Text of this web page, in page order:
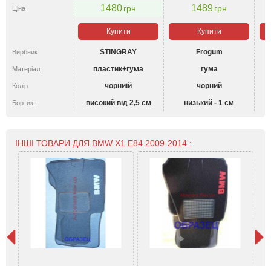
Ціна 1480грн 1489грн
Купити Купити
Вирбник: STINGRAY Frogum
Матеріал: пластик+гума гума
Колір: чорниій чорний
Бортик: високий від 2,5 см низький - 1 см
ІНШІ ТОВАРИ ДЛЯ BMW X1 E84 2009-2014 :